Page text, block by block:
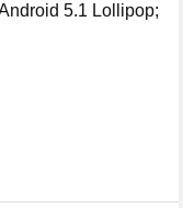
5.1 Lollipop;